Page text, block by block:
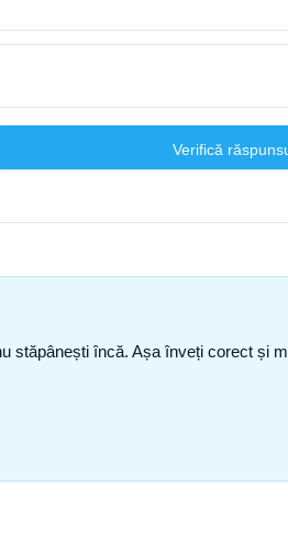
Verifică
stăpânești încă. Așa înveți corect și